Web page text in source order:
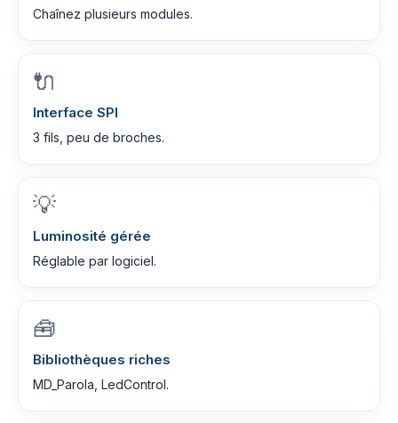
Chaînez plusieurs modules.
🔌
Interface SPI
3 fils, peu de broches.
💡
Luminosité gérée
Réglable par logiciel.
🧰
Bibliothèques riches
MD_Parola, LedControl.